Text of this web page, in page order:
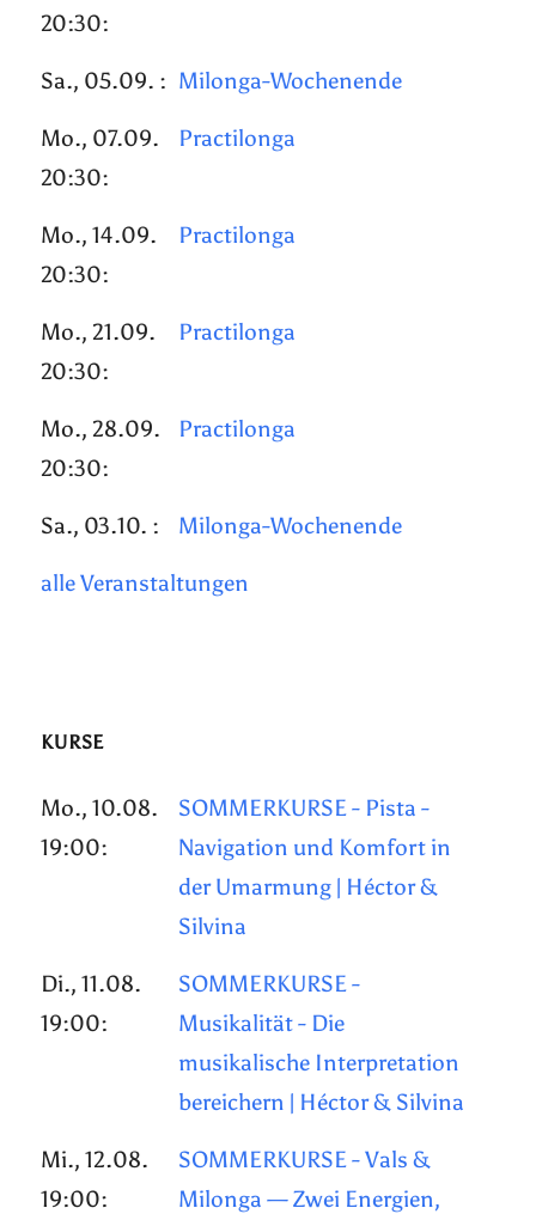
20:30:
Sa., 05.09. : Milonga-Wochenende
Mo., 07.09.
20:30:
Practilonga
Mo., 14.09.
20:30:
Practilonga
Mo., 21.09.
20:30:
Practilonga
Mo., 28.09.
20:30:
Practilonga
Sa., 03.10. : Milonga-Wochenende
alle Veranstaltungen
KURSE
Mo., 10.08.
19:00:
SOMMERKURSE - Pista -
Navigation und Komfort in
der Umarmung | Héctor &
Silvina
Di., 11.08.
19:00:
SOMMERKURSE -
Musikalität - Die
musikalische Interpretation
bereichern | Héctor & Silvina
Mi., 12.08.
19:00:
SOMMERKURSE - Vals &
Milonga — Zwei Energien,